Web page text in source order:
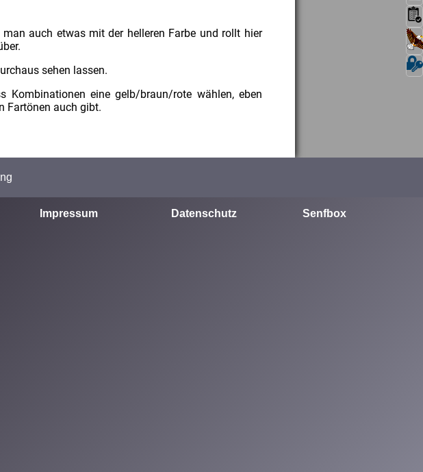
man auch etwas mit der helleren Farbe und rollt hier
sehen lassen.
Kombinationen eine gelb/braun/rote wählen, eben
Fartönen auch gibt.
Impressum Datenschutz Senfbox